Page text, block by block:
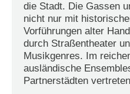
die Stadt. Die Gassen
nicht nur mit
Vorführungen alter
durch Straßentheater
Musikgenres. Im
ausländische
Partnerstädten